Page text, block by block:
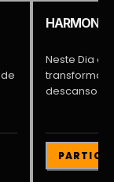
Neste Dia
transformar
descanso